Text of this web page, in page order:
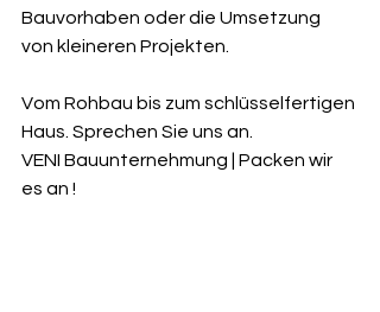
Bauvorhaben oder die Umsetzung
von kleineren Projekten.
Vom Rohbau bis zum schlüsselfertigen
Haus. Sprechen Sie uns an.
VENI Bauunternehmung | Packen wir
es an !